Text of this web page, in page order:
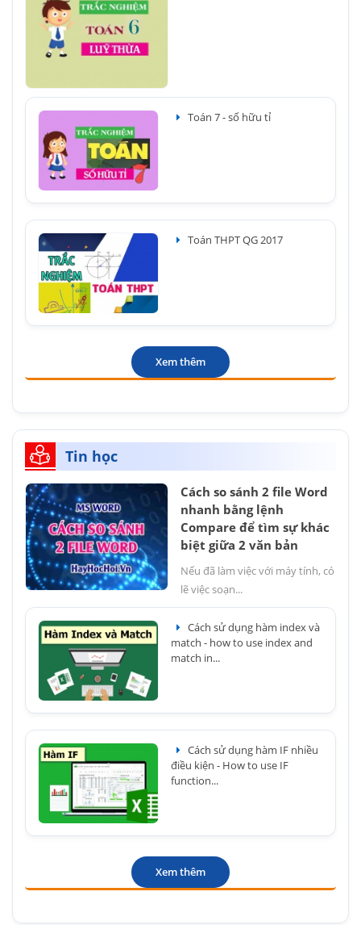
Toán 7 - số hữu tỉ
Toán THPT QG 2017
Xem thêm
Tin học
Cách so sánh 2 file Word
nhanh bằng lệnh
Compare để tìm sự khác
biệt giữa 2 văn bản
Nếu đã làm việc với máy tính, có
lẽ việc soạn...
Cách sử dụng hàm index và
match - how to use index and
match in...
Cách sử dụng hàm IF nhiều
điều kiện - How to use IF
function...
Xem thêm